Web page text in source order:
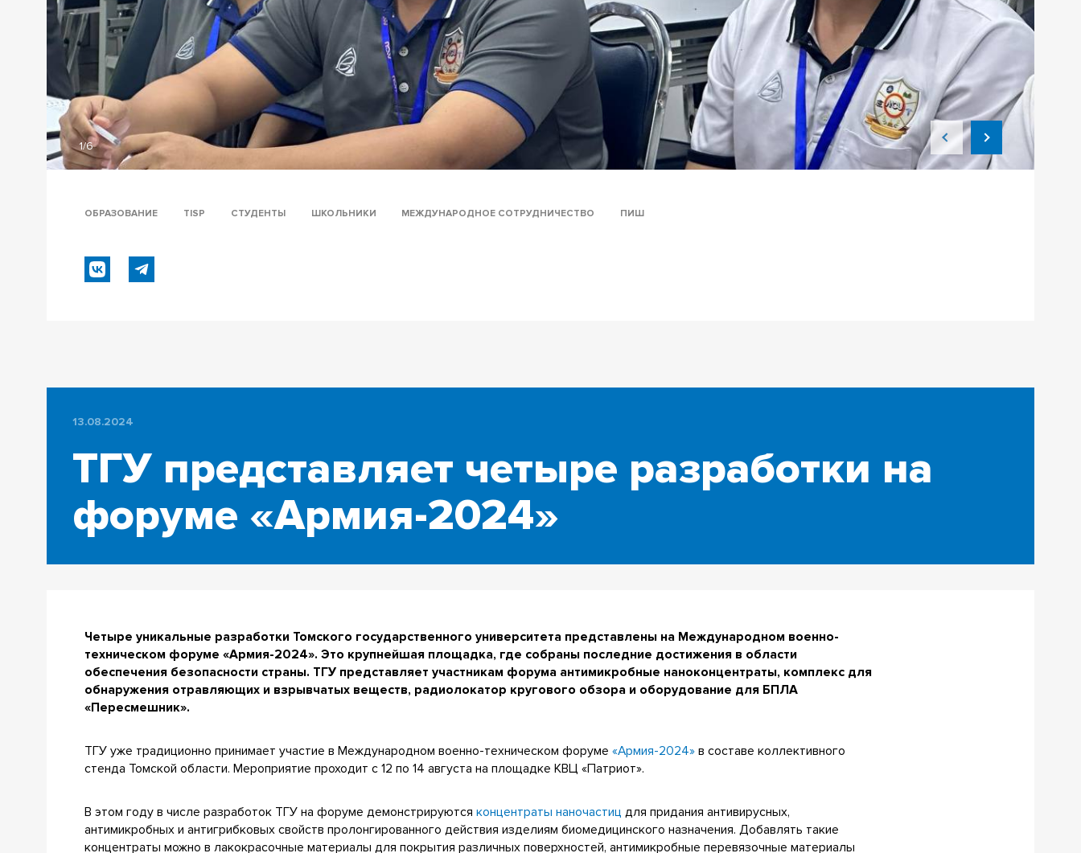
1/6
ОБРАЗОВАНИЕ TISP СТУДЕНТЫ ШКОЛЬНИКИ МЕЖДУНАРОДНОЕ СОТРУДНИЧЕСТВО ПИШ
13.08.2024
ТГУ представляет четыре разработки на
форуме «Армия-2024»
Четыре уникальные разработки Томского государственного университета представлены на Международном военно-
техническом форуме «Армия-2024». Это крупнейшая площадка, где собраны последние достижения в области
обеспечения безопасности страны. ТГУ представляет участникам форума антимикробные наноконцентраты, комплекс для
обнаружения отравляющих и взрывчатых веществ, радиолокатор кругового обзора и оборудование для БПЛА
«Пересмешник».
ТГУ уже традиционно принимает участие в Международном военно-техническом форуме«Армия-2024» в составе коллективного
стенда Томской области. Мероприятие проходит с 12 по 14 августа на площадке КВЦ «Патриот».
В этом году в числе разработок ТГУ на форуме демонстрируютсяконцентраты наночастиц для придания антивирусных,
антимикробных и антигрибковых свойств пролонгированного действия изделиям биомедицинского назначения. Добавлять такие
концентраты можно в лакокрасочные материалы для покрытия различных поверхностей, антимикробные перевязочные материалы